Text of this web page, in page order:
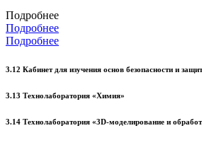
Подробнее
Подробнее
Подробнее
3.12 Кабинет для изучения основ безопасности и
3.13 Технолаборатория «Химия»
3.14 Технолаборатория «3D-моделирование и